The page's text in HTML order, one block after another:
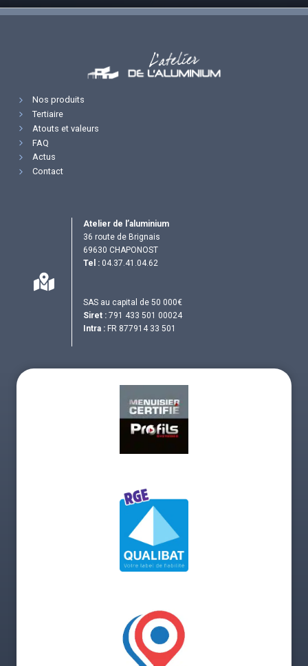
Nos produits
Tertiaire
Atouts et valeurs
FAQ
Actus
Contact
Atelier de l’aluminium
36 route de Brignais
69630 CHAPONOST
Tel : 04.37.41.04.62
SAS au capital de 50 000€
Siret : 791 433 501 00024
Intra : FR 877914 33 501